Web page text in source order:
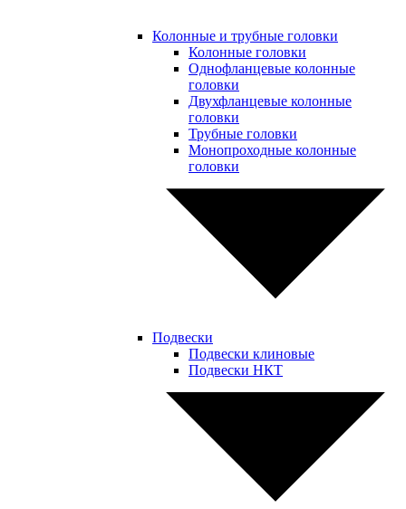
Колонные и трубные головки
Колонные головки
Однофланцевые колонные
головки
Двухфланцевые колонные
головки
Трубные головки
Монопроходные колонные
головки
Подвески
Подвески клиновые
Подвески НКТ